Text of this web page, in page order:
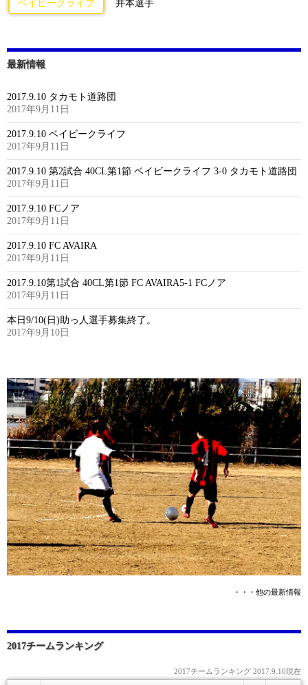
ベイビークライフ 井本選手
最新情報
2017.9.10 タカモト道路団
2017年9月11日
2017.9.10 ベイビークライフ
2017年9月11日
2017.9.10 第2試合 40CL第1節 ベイビークライフ 3-0 タカモト道路団
2017年9月11日
2017.9.10 FCノア
2017年9月11日
2017.9.10 FC AVAIRA
2017年9月11日
2017.9.10第1試合 40CL第1節 FC AVAIRA5-1 FCノア
2017年9月11日
本日9/10(日)助っ人選手募集終了。
2017年9月10日
・・・他の最新情報
2017チームランキング
2017チームランキング 2017.9.10現在